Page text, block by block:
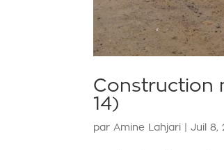
Construction
14)
parAmine Lahjari |Juil 8,